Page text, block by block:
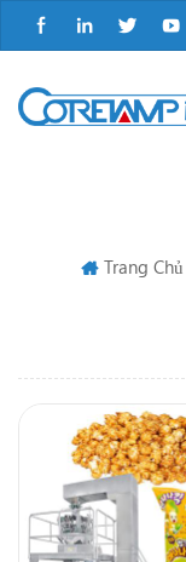
Trang Chủ